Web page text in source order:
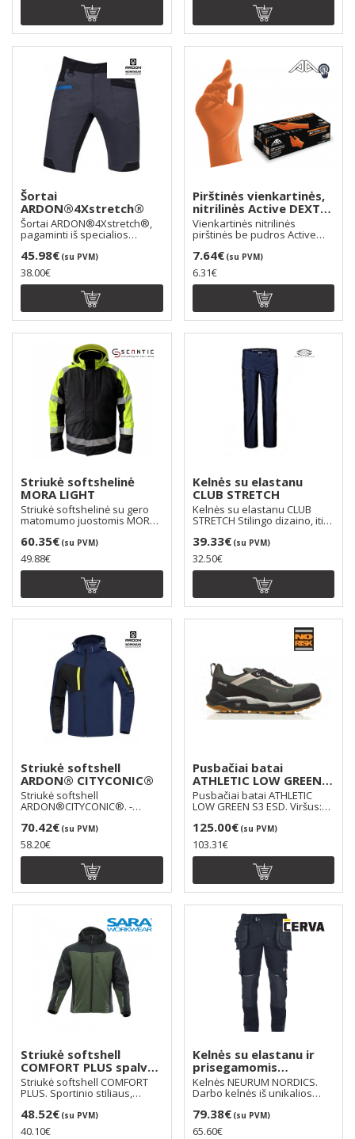
Šortai
ARDON®4Xstretch®
Šortai ARDON®4Xstretch®,
pagaminti iš specialios
Amalytton® medžiagos...
45.98€ (su PVM)
38.00€
Pirštinės vienkartinės,
nitrilinės Active DEXT
D3680, Touch screen,
be pudros, spalva:
oranžinė
Vienkartinės nitrilinės
pirštinės be pudros Active
DEXT D3680 yra stor..
7.64€ (su PVM)
6.31€
Striukė softshelinė
MORA LIGHT
Striukė softshelinė su gero
matomumo juostomis MORA
LIGHT. Speciali ..
60.35€ (su PVM)
49.88€
Kelnės su elastanu
CLUB STRETCH
Kelnės su elastanu CLUB
STRETCH Stilingo dizaino, itin
tamprios, judes..
39.33€ (su PVM)
32.50€
Striukė softshell
ARDON® CITYCONIC®
Striukė softshell
ARDON®CITYCONIC®. -
iš el..
70.42€ (su PVM)
58.20€
Pusbačiai batai
ATHLETIC LOW GREEN
S3 ESD
Pusbačiai batai ATHLETIC
LOW GREEN S3 ESD. Viršus:
125.00€ (su PVM)
103.31€
Striukė softshell
COMFORT PLUS spalva:
chaki
Striukė softshell COMFORT
PLUS. Sportinio stiliaus,
patogi, nevaržanti..
48.52€ (su PVM)
40.10€
Kelnės su elastanu ir
prisegamomis
kišenėmis NEURUM
NORDICS
Kelnės NEURUM NORDICS.
Darbo kelnės iš unikalios
79.38€ (su PVM)
65.60€